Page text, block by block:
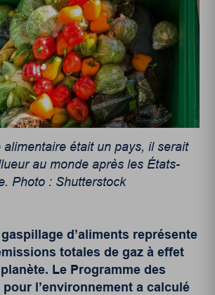
alimentaire était un pays, il serait
au monde après les États-
Photo : Shutterstock
d’aliments représente
totales de gaz à effet
Le Programme des
l’environnement a calculé